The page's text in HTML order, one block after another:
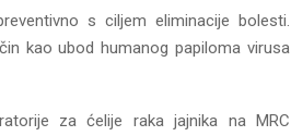
s ciljem eliminacije bolesti.
kao ubod humanog papiloma virusa
za ćelije raka jajnika na MRC